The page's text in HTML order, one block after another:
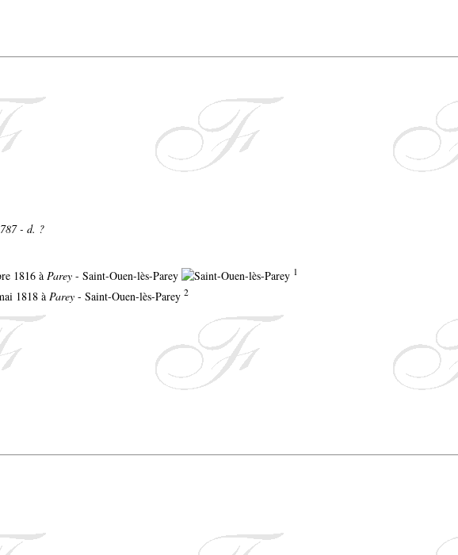
- d. ?
1816 à Parey - Saint-Ouen-lès-Parey 1
1818 à Parey - Saint-Ouen-lès-Parey 2